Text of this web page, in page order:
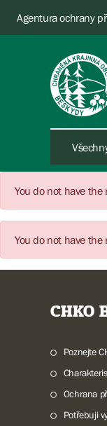
Agentura ochrany
You do not have
You do not have
CHKO
Poznejte
Ochrana
Potřebuji